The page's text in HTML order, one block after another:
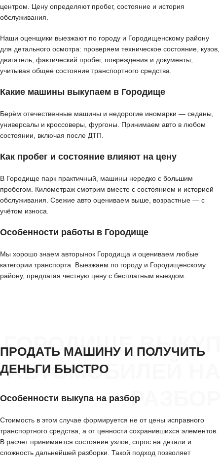
центром. Цену определяют пробег, состояние и история
обслуживания.
Наши оценщики выезжают по городу и Городищенскому району
для детального осмотра: проверяем техническое состояние, кузов,
двигатель, фактический пробег, повреждения и документы,
учитывая общее состояние транспортного средства.
Какие машины выкупаем в Городище
Берём отечественные машины и недорогие иномарки — седаны,
универсалы и кроссоверы, фургоны. Принимаем авто в любом
состоянии, включая после ДТП.
Как пробег и состояние влияют на цену
В Городище парк практичный, машины нередко с большим
пробегом. Километраж смотрим вместе с состоянием и историей
обслуживания. Свежие авто оцениваем выше, возрастные — с
учётом износа.
Особенности работы в Городище
Мы хорошо знаем авторынок Городища и оцениваем любые
категории транспорта. Выезжаем по городу и Городищенскому
району, предлагая честную цену с бесплатным выездом.
ГОРОДИЩЕ ВЫКУП
АВТОМОБИЛЕЙ НА
РАЗБОР
ПРОДАТЬ МАШИНУ И ПОЛУЧИТЬ
ДЕНЬГИ БЫСТРО
Особенности выкупа на разбор
Стоимость в этом случае формируется не от цены исправного
транспортного средства, а от ценности сохранившихся элементов.
В расчет принимается состояние узлов, спрос на детали и
сложность дальнейшей разборки. Такой подход позволяет